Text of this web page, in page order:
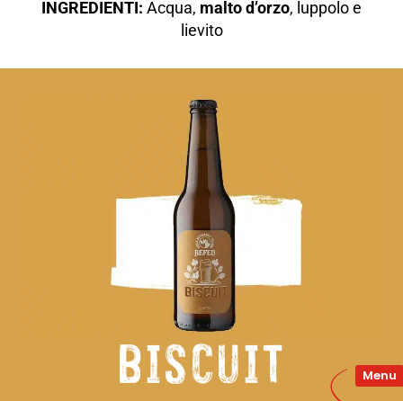
Menu
INGREDIENTI: Acqua, malto d’orzo, luppolo e
lievito
biscuit